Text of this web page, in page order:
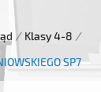
/ Klasy 4-8 /
SP7